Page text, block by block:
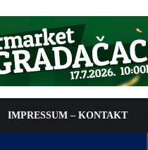
IMPRESSUM – KONTAKT